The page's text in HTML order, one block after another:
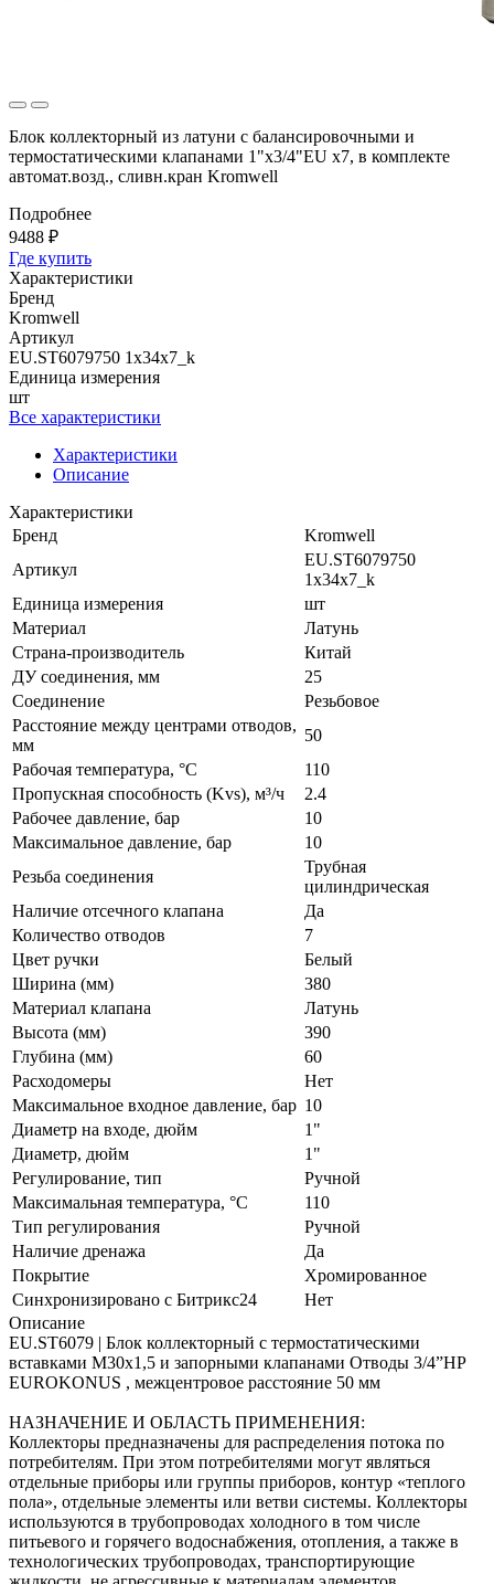
Блок коллекторный из латуни с балансировочными и
термостатическими клапанами 1"x3/4"EU x7, в комплекте
автомат.возд., сливн.кран Kromwell
Подробнее
9488 ₽
Где купить
Характеристики
Бренд
Kromwell
Артикул
EU.ST6079750 1x34x7_k
Единица измерения
шт
Все характеристики
Характеристики
Описание
Характеристики
Бренд
Kromwell
Артикул
EU.ST6079750
1x34x7_k
Единица измерения
шт
Материал
Латунь
Страна-производитель
Китай
ДУ соединения, мм
25
Соединение
Резьбовое
Расстояние между центрами отводов,
мм
50
Рабочая температура, °С
110
Пропускная способность (Kvs), м³/ч
2.4
Рабочее давление, бар
10
Максимальное давление, бар
10
Резьба соединения
Трубная
цилиндрическая
Наличие отсечного клапана
Да
Количество отводов
7
Цвет ручки
Белый
Ширина (мм)
380
Материал клапана
Латунь
Высота (мм)
390
Глубина (мм)
60
Расходомеры
Нет
Максимальное входное давление, бар 10
Диаметр на входе, дюйм
1"
Диаметр, дюйм
1"
Регулирование, тип
Ручной
Максимальная температура, °С
110
Тип регулирования
Ручной
Наличие дренажа
Да
Покрытие
Хромированное
Синхронизировано с Битрикс24
Нет
Описание
EU.ST6079 | Блок коллекторный с термостатическими
вставками M30x1,5 и запорными клапанами Отводы 3/4”НР
EUROKONUS , межцентровое расстояние 50 мм
НАЗНАЧЕНИЕ И ОБЛАСТЬ ПРИМЕНЕНИЯ:
Коллекторы предназначены для распределения потока по
потребителям. При этом потребителями могут являться
отдельные приборы или группы приборов, контур «теплого
пола», отдельные элементы или ветви системы. Коллекторы
используются в трубопроводах холодного в том числе
питьевого и горячего водоснабжения, отопления, а также в
технологических трубопроводах, транспортирующие